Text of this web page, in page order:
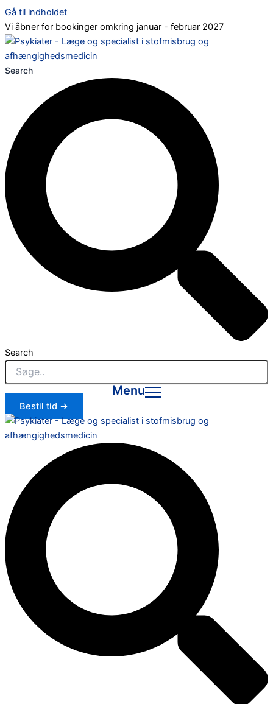
Gå til indholdet
Vi åbner for bookinger omkring januar - februar 2027
Search
Search
Menu
Bestil tid →